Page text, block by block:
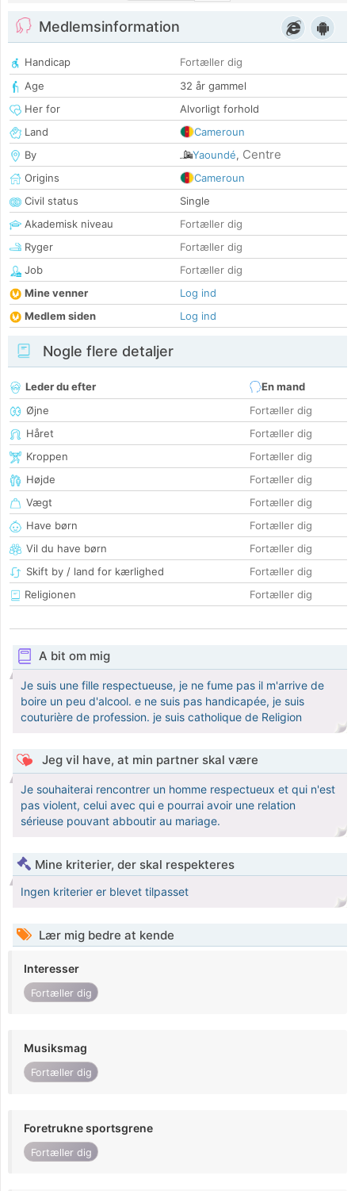
Medlemsinformation
Handicap
Fortæller dig
Age
32 år gammel
Her for
Alvorligt forhold
Land
Cameroun
By
Yaoundé, Centre
Origins
Cameroun
Civil status
Single
Akademisk niveau
Fortæller dig
Ryger
Fortæller dig
Job
Fortæller dig
Mine venner
Log ind
Medlem siden
Log ind
Nogle flere detaljer
Leder du efter
En mand
Øjne
Fortæller dig
Håret
Fortæller dig
Kroppen
Fortæller dig
Højde
Fortæller dig
Vægt
Fortæller dig
Have børn
Fortæller dig
Vil du have børn
Fortæller dig
Skift by / land for kærlighed
Fortæller dig
Religionen
Fortæller dig
A bit om mig
Je suis une fille respectueuse, je ne fume pas il m'arrive de
boire un peu d'alcool. e ne suis pas handicapée, je suis
couturière de profession. je suis catholique de Religion
Jeg vil have, at min partner skal være
Je souhaiterai rencontrer un homme respectueux et qui n'est
pas violent, celui avec qui e pourrai avoir une relation
sérieuse pouvant abboutir au mariage.
Mine kriterier, der skal respekteres
Ingen kriterier er blevet tilpasset
Lær mig bedre at kende
Interesser
Fortæller dig
Musiksmag
Fortæller dig
Foretrukne sportsgrene
Fortæller dig